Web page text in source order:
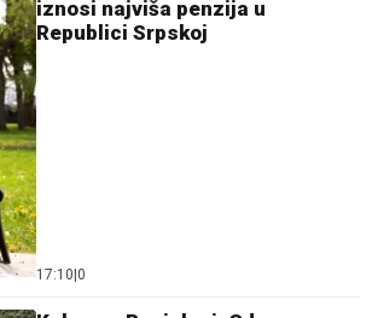
iznosi najviša penzija u
Republici Srpskoj
17:10 0